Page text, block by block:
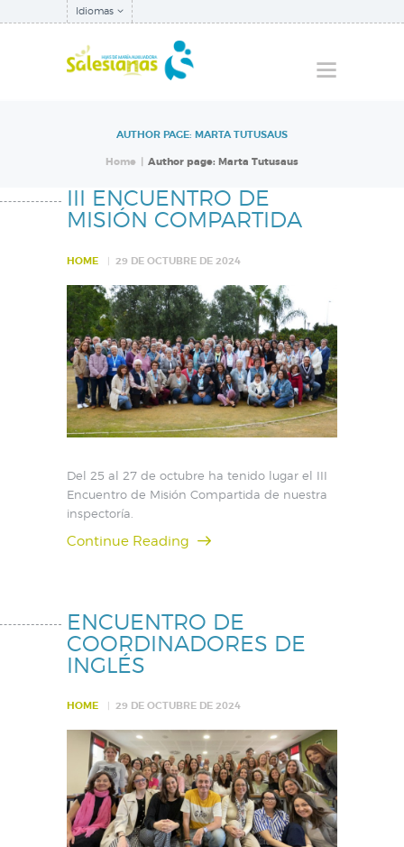
Idiomas
AUTHOR PAGE: MARTA TUTUSAUS
Home Author page: Marta Tutusaus
QUIÉNES SOMOS
NUESTRA
INSPECTORÍA
NOTICIAS
III ENCUENTRO DE
MISIÓN COMPARTIDA
HOME 29 DE OCTUBRE DE 2024
Del 25 al 27 de octubre ha tenido lugar el III
Encuentro de Misión Compartida de nuestra
inspectoría.
Continue Reading
ENCUENTRO DE
COORDINADORES DE
INGLÉS
HOME 29 DE OCTUBRE DE 2024